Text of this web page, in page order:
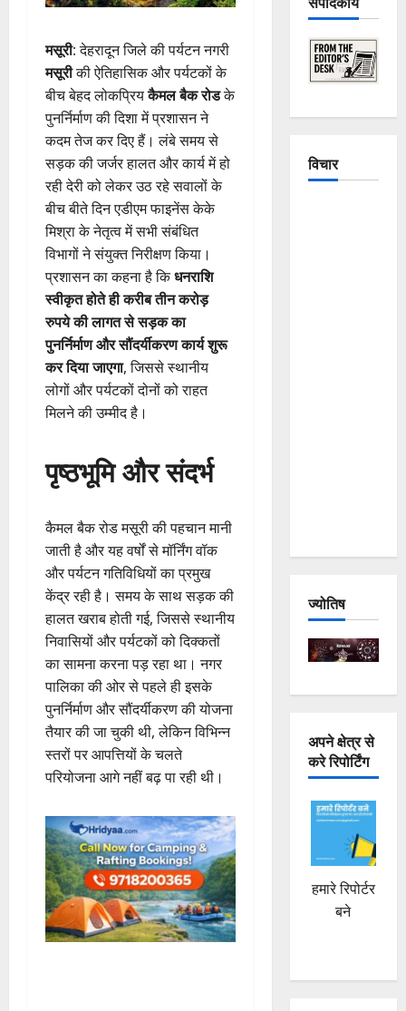
मसूरी: देहरादून जिले की पर्यटन नगरी
मसूरीकी ऐतिहासिक और पर्यटकों के
बीच बेहद लोकप्रियकैमल बैक रोडके
पुनर्निर्माण की दिशा में प्रशासन ने
कदम तेज कर दिए हैं। लंबे समय से
सड़क की जर्जर हालत और कार्य में हो
रही देरी को लेकर उठ रहे सवालों के
बीच बीते दिन एडीएम फाइनेंस केके
मिश्रा के नेतृत्व में सभी संबंधित
विभागों ने संयुक्त निरीक्षण किया।
प्रशासन का कहना है किधनराशि
स्वीकृत होते ही करीब तीन करोड़
रुपये की लागत से सड़क का
पुनर्निर्माण और सौंदर्यीकरण कार्य शुरू
कर दिया जाएगा, जिससे स्थानीय
लोगों और पर्यटकों दोनों को राहत
मिलने की उम्मीद है।
पृष्ठभूमि और संदर्भ
कैमल बैक रोड मसूरी की पहचान मानी
जाती है और यह वर्षों से मॉर्निंग वॉक
और पर्यटन गतिविधियों का प्रमुख
केंद्र रही है। समय के साथ सड़क की
हालत खराब होती गई, जिससे स्थानीय
निवासियों और पर्यटकों को दिक्कतों
का सामना करना पड़ रहा था। नगर
पालिका की ओर से पहले ही इसके
पुनर्निर्माण और सौंदर्यीकरण की योजना
तैयार की जा चुकी थी, लेकिन विभिन्न
स्तरों पर आपत्तियों के चलते
परियोजना आगे नहीं बढ़ पा रही थी।
विचार
ज्योतिष
अपने क्षेत्र से
करे रिपोर्टिंग
हमारे रिपोर्टर
बने